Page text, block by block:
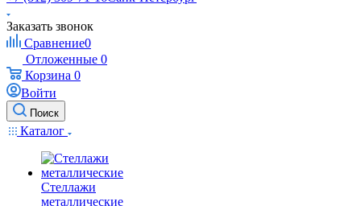
Заказать звонок
Сравнение0
Отложенные 0
Корзина 0
Войти
Поиск
Каталог
Стеллажи
металлические